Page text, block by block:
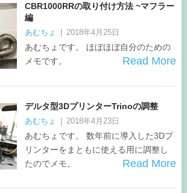
CBR1000RRの取り付け方法 ~マフラー
編
あむちょ | 2018年4月25日
あむちょです。 ほぼほぼ自分のための
メモです。
Read More
デルタ型3DプリンターTrinoの調整
あむちょ 2018年4月23日
あむちょです。 数年前に導入した3Dプ
リンターをまともに使える用に調整し
たのでメモ。
Read More